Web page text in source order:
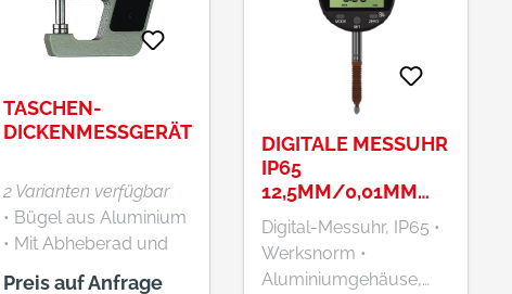
TASCHEN-
DICKENMESSGERÄT
2 Varianten verfügbar
• Bügel aus Aluminium
• Mit Abheberad und
Kunststoff-Griffschalen
Preis auf Anfrage
DIGITALE MESSUHR
IP65
12,5MM/0,01MM
FORUM
Digital-Messuhr, IP65 •
Werksnorm •
Aluminiumgehäuse,